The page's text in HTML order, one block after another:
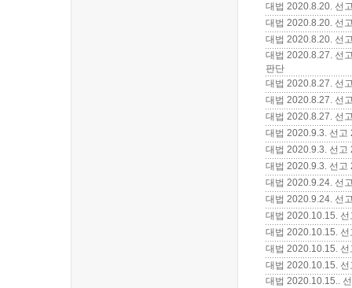
대법 2020.8.20. 선
대법 2020.8.20. 선
대법 2020.8.20. 선
대법 2020.8.27. 선
판단
대법 2020.8.27. 선
대법 2020.8.27. 선
대법 2020.8.27. 선
대법 2020.9.3. 선고
대법 2020.9.3. 선고
대법 2020.9.3. 선고
대법 2020.9.24. 선
대법 2020.9.24. 선
대법 2020.10.15.
대법 2020.10.15.
대법 2020.10.15.
대법 2020.10.15.
대법 2020.10.15..